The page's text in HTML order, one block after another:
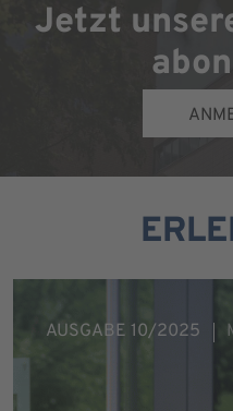
Jetzt
AUSGABE 10/2025